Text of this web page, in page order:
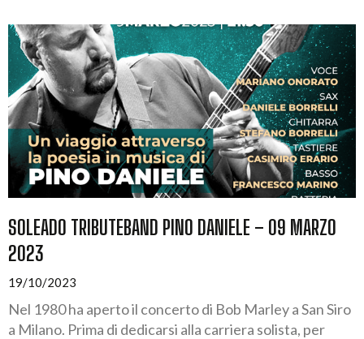
SOLEADO TRIBUTEBAND PINO DANIELE – 09 MARZO
2023
19/10/2023
Nel 1980 ha aperto il concerto di Bob Marley a San Siro
a Milano. Prima di dedicarsi alla carriera solista, per